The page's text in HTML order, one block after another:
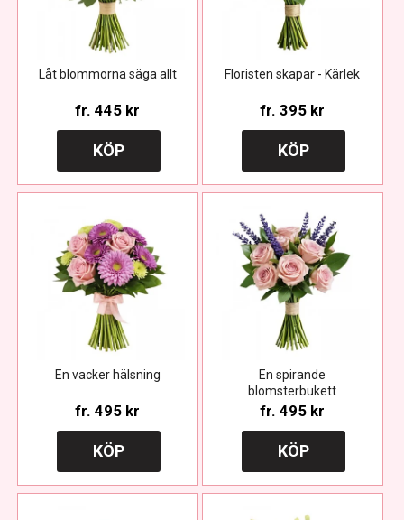
Låt blommorna säga allt
fr. 445 kr
KÖP
Floristen skapar - Kärlek
fr. 395 kr
KÖP
En vacker hälsning
fr. 495 kr
KÖP
En spirande
blomsterbukett
fr. 495 kr
KÖP